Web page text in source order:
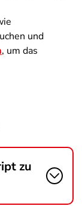
und
, um das
zu